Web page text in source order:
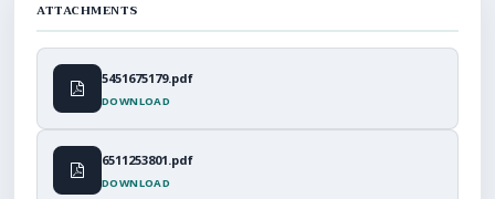
ATTACHMENTS
5451675179.pdf
DOWNLOAD
6511253801.pdf
DOWNLOAD